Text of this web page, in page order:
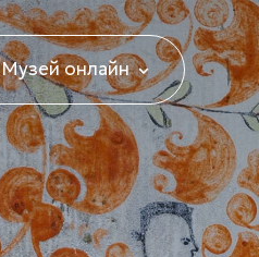
Музей онлайн